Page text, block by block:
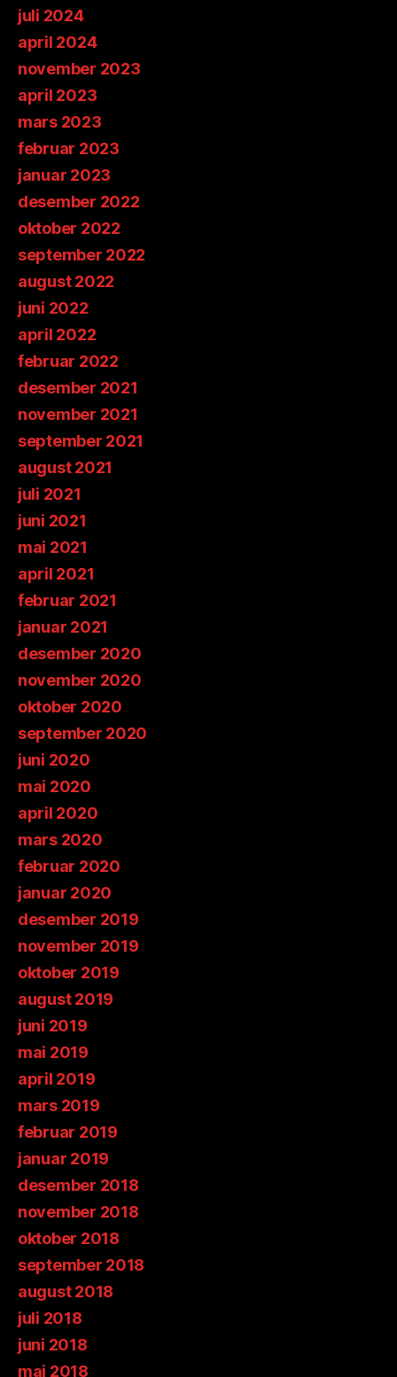
juli 2024
april 2024
november 2023
april 2023
mars 2023
februar 2023
januar 2023
desember 2022
oktober 2022
september 2022
august 2022
juni 2022
april 2022
februar 2022
desember 2021
november 2021
september 2021
august 2021
juli 2021
juni 2021
mai 2021
april 2021
februar 2021
januar 2021
desember 2020
november 2020
oktober 2020
september 2020
juni 2020
mai 2020
april 2020
mars 2020
februar 2020
januar 2020
desember 2019
november 2019
oktober 2019
august 2019
juni 2019
mai 2019
april 2019
mars 2019
februar 2019
januar 2019
desember 2018
november 2018
oktober 2018
september 2018
august 2018
juli 2018
juni 2018
mai 2018